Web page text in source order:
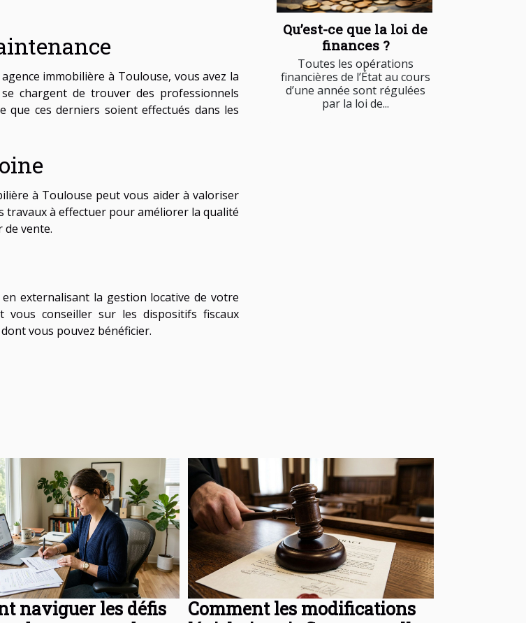
immobilière à Toulouse, vous avez la
chargent de trouver des professionnels
que ces derniers soient effectués dans les
à Toulouse peut vous aider à valoriser
travaux à effectuer pour améliorer la qualité
vente.
externalisant la gestion locative de votre
vous conseiller sur les dispositifs fiscaux
vous pouvez bénéficier.
Qu’est-ce que la loi de
finances ?
Toutes les opérations
financières de l’État au cours
d’une année sont régulées
par la loi de...
naviguer les défis
Comment les modifications